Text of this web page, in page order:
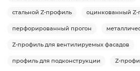
стальной Z-профиль оцинкованный Z-
перфорированный прогон
Z-профиль для вентилируемых фасадов
профиль для подконструкции Z-